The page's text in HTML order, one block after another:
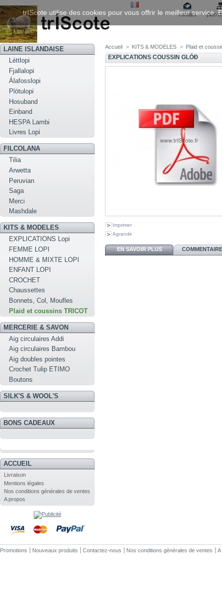
contact plan
LAINE ISLANDAISE
Léttlopi
Fjallalopi
Álafosslopi
Plötulopi
Hosuband
Einband
HESPA Lambi
Livres Lopi
FILCOLANA
Tilia
Arwetta
Peruvian
Saga
Merci
Mashdale
KITS & MODELES
EXPLICATIONS Lopi
FEMME LOPI
HOMME & MIXTE LOPI
ENFANT LOPI
CROCHET
Chaussettes
Bonnets, Col, Moufles
Plaid et coussins TRICOT
MERCERIE & SAVON
Aig circulaires Addi
Aig circulaires Bambou
Aig doubles pointes
Crochet Tulip ETIMO
Boutons
SILK'S & WOOL'S
BONS CADEAUX
ACCUEIL
Livraison
Mentions légales
Nos conditions générales de ventes
A propos
Accueil > KITS & MODELES > Plaid et
EXPLICATIONS COUSSIN GLÓÐ
Imprimer
Agrandir
EN SAVOIR PLUS
Promotions Nouveaux produits Contactez-nous Nos conditions générales de ventes A
trIScote utilise des cookies pour vous offrir le meilleur